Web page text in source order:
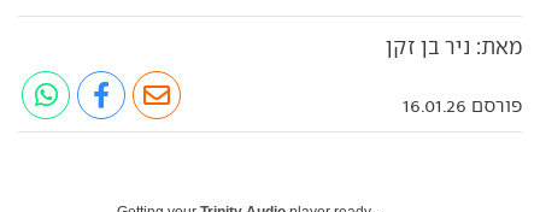
מאת: ניר בן זקן
פורסם 16.01.26